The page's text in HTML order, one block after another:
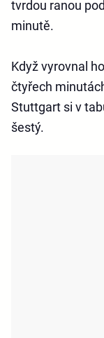
tvrdou ranou
minutě.
Když vyrovnal
čtyřech
Stuttgart si v
šestý.